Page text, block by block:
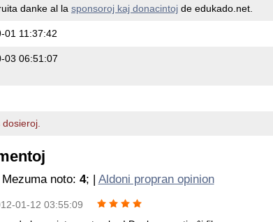
danke al la sponsoroj kaj donacintojde edukado.net.
01 11:37:42
03 06:51:07
noto: 4; | Aldoni propran opinion
01-12 03:55:09